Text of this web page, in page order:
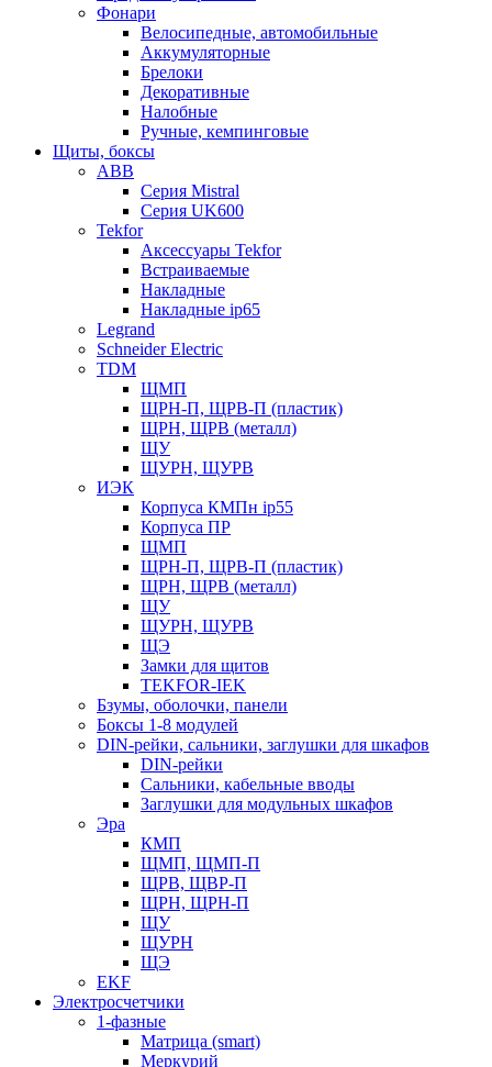
Фонари
Велосипедные, автомобильные
Аккумуляторные
Брелоки
Декоративные
Налобные
Ручные, кемпинговые
Щиты, боксы
ABB
Серия Mistral
Серия UK600
Tekfor
Аксессуары Tekfor
Встраиваемые
Накладные
Накладные ip65
Legrand
Schneider Electric
TDM
ЩМП
ЩРН-П, ЩРВ-П (пластик)
ЩРН, ЩРВ (металл)
ЩУ
ЩУРН, ЩУРВ
ИЭК
Корпуса КМПн ip55
Корпуса ПР
ЩМП
ЩРН-П, ЩРВ-П (пластик)
ЩРН, ЩРВ (металл)
ЩУ
ЩУРН, ЩУРВ
ЩЭ
Замки для щитов
TEKFOR-IEK
Бзумы, оболочки, панели
Боксы 1-8 модулей
DIN-рейки, сальники, заглушки для шкафов
DIN-рейки
Сальники, кабельные вводы
Заглушки для модульных шкафов
Эра
КМП
ЩМП, ЩМП-П
ЩРВ, ЩВР-П
ЩРН, ЩРН-П
ЩУ
ЩУРН
ЩЭ
EKF
Электросчетчики
1-фазные
Матрица (smart)
Меркурий